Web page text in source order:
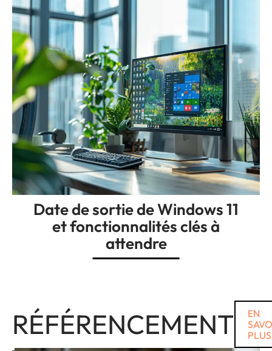
Date de sortie de Windows 11
et fonctionnalités clés à
attendre
RÉFÉRENCEMENT
EN
PLUS